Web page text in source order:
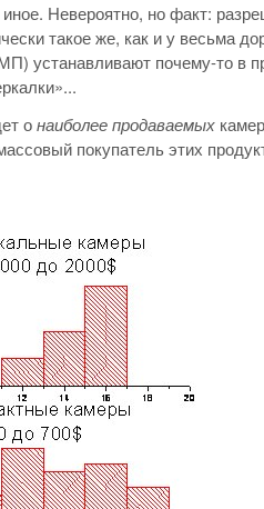
Невероятно, но факт:
такое же, как и у весьма
устанавливают почему-то в
онаиболее продаваемых
покупатель этих